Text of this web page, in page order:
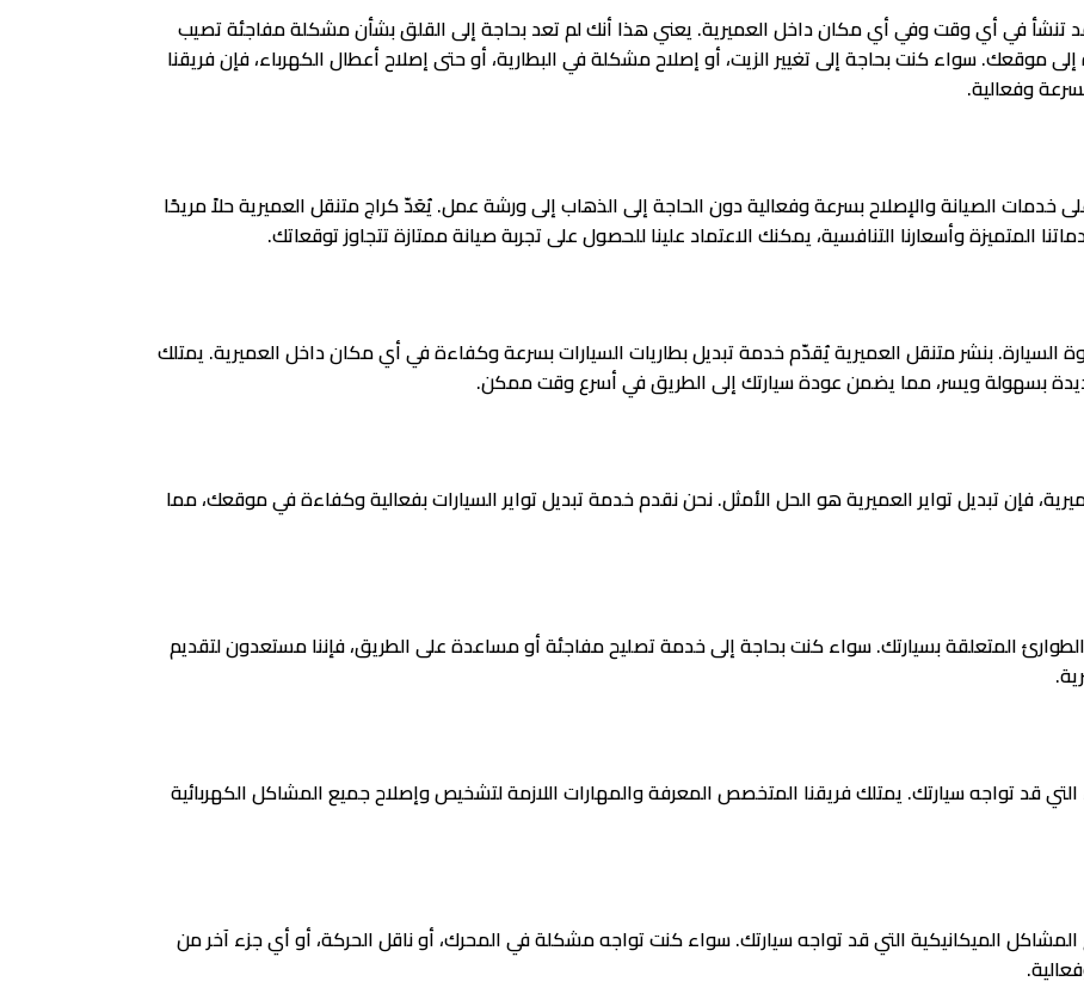
تنشأ في أي وقت وفي أي مكان داخل العميرية. يعني هذا أنك لم تعد بحاجة إلى القلق بشأن مشكلة مفاجئة تصيب
موقعك. سواء كنت بحاجة إلى تغيير الزيت، أو إصلاح مشكلة في البطارية، أو حتى إصلاح أعطال الكهرباء، فإن فريقنا
وفعالية.
خدمات الصيانة والإصلاح بسرعة وفعالية دون الحاجة إلى الذهاب إلى ورشة عمل. يُعَدّ كراج متنقل العميرية حلاً مريحًا
المتميزة وأسعارنا التنافسية، يمكنك الاعتماد علينا للحصول على تجربة صيانة ممتازة تتجاوز توقعاتك.
بنشر متنقل العميرية يُقدّم خدمة تبديل بطاريات السيارات بسرعة وكفاءة في أي مكان داخل العميرية. يمتلك
جديدة بسهولة ويسر، مما يضمن عودة سيارتك إلى الطريق في أسرع وقت ممكن.
فإن تبديل تواير العميرية هو الحل الأمثل. نحن نقدم خدمة تبديل تواير السيارات بفعالية وكفاءة في موقعك، مما
المتعلقة بسيارتك. سواء كنت بحاجة إلى خدمة تصليح مفاجئة أو مساعدة على الطريق، فإننا مستعدون لتقديم
قد تواجه سيارتك. يمتلك فريقنا المتخصص المعرفة والمهارات اللازمة لتشخيص وإصلاح جميع المشاكل الكهربائية
الميكانيكية التي قد تواجه سيارتك. سواء كنت تواجه مشكلة في المحرك، أو ناقل الحركة، أو أي جزء آخر من